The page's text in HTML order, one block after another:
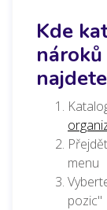
Kde
najdete
menu
pozic"